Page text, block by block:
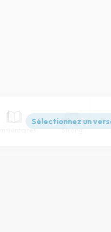
Strong